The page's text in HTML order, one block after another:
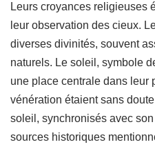
Leurs croyances religieuses
leur observation des cieux.
diverses divinités, souvent
naturels. Le soleil, symbole
une place centrale dans leur
vénération étaient sans
soleil, synchronisés avec
sources historiques